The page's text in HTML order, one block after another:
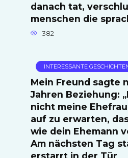
danach tat,
menschen die
382
INTERESSANTE
Mein Freund sagte
Jahren Beziehung:
nicht meine
auf zu erwarten,
wie dein Ehemann
Am nächsten Tag
erstarrt in der Tür